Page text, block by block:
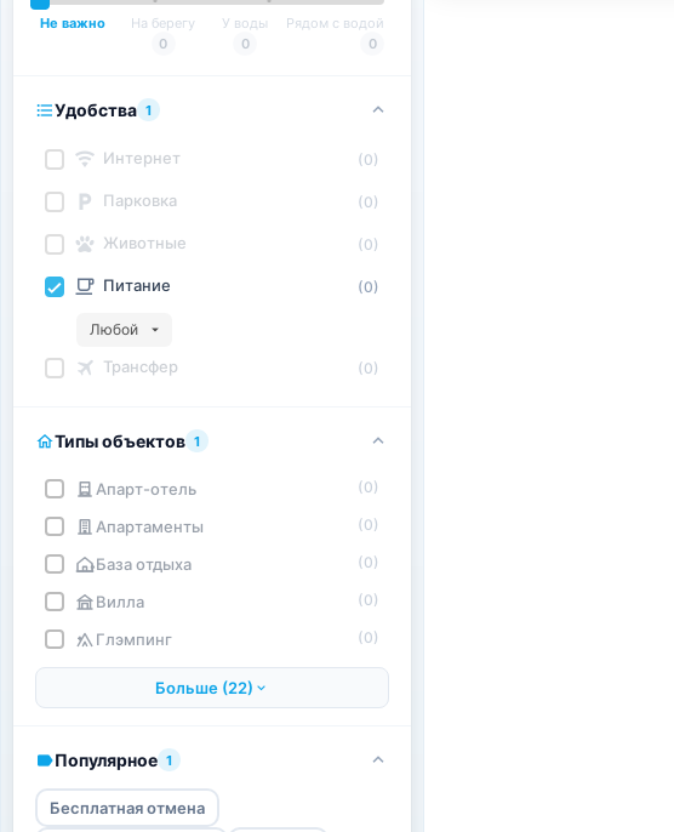
Не важно
На берегу
0
У воды
0
Рядом с водой
0
Удобства 1
Интернет (0)
Парковка (0)
Животные (0)
Питание (0)
Любой
Трансфер (0)
Типы объектов 1
Апарт-отель (0)
Апартаменты (0)
База отдыха (0)
Вилла (0)
Глэмпинг (0)
Больше (22)
Популярное 1
Бесплатная отмена